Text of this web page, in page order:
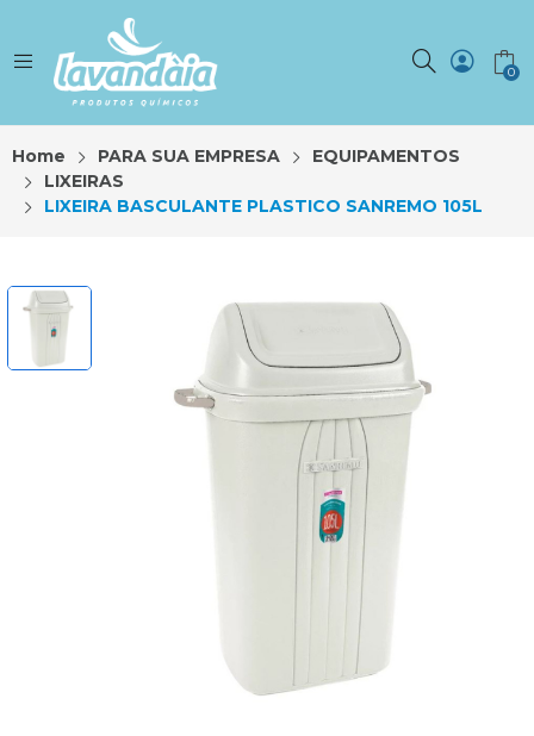
0
Home PARA SUA EMPRESA
EQUIPAMENTOS
LIXEIRAS
LIXEIRA BASCULANTE PLASTICO SANREMO 105L